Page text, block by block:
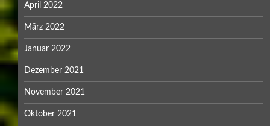
April 2022
März 2022
Januar 2022
Dezember 2021
November 2021
Oktober 2021